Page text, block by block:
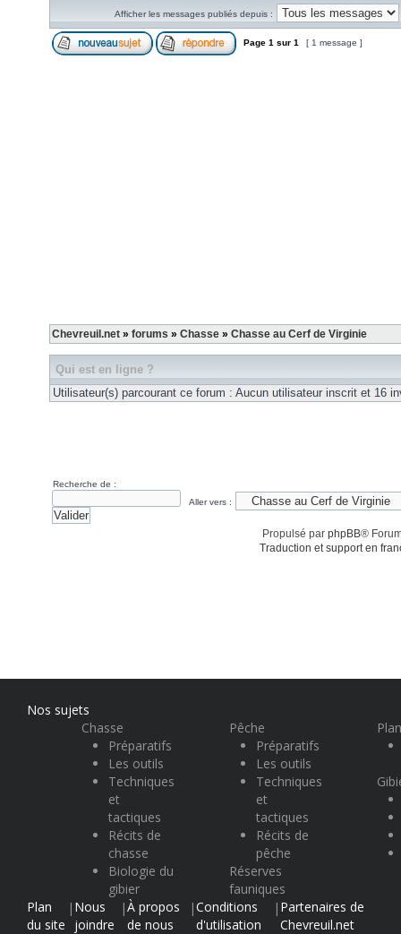
Afficher les messages publiés depuis :
Page 1 sur 1 [ 1 message ]
Chevreuil.net » forums » Chasse » Chasse au Cerf de Virginie
Qui est en ligne ?
Utilisateur(s) parcourant ce forum : Aucun utilisateur inscrit et 16
Recherche de :
Aller vers :
Propulsé par phpBB®
Traduction et support en
Nos sujets
Chasse
Préparatifs
Les outils
Techniques
et
tactiques
Récits de
chasse
Biologie du
gibier
Pêche
Préparatifs
Les outils
Techniques
et
tactiques
Récits de
pêche
Réserves
fauniques
Plan
du site
| Nous
joindre
|À propos
de nous
|Conditions
d'utilisation
| Partenaires de
Chevreuil.net